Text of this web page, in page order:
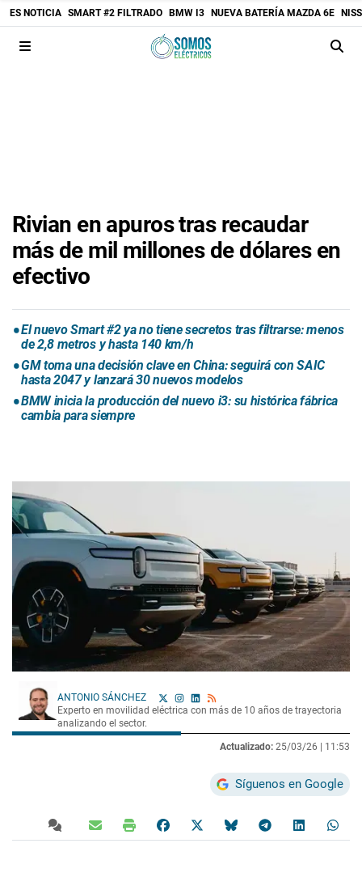
ES NOTICIA SMART #2 FILTRADO BMW I3 NUEVA BATERÍA MAZDA 6E
Rivian en apuros tras recaudar
más de mil millones de dólares en
efectivo
El nuevo Smart #2 ya no tiene secretos tras filtrarse: menos
de 2,8 metros y hasta 140 km/h
GM toma una decisión clave en China: seguirá con SAIC
hasta 2047 y lanzará 30 nuevos modelos
BMW inicia la producción del nuevo i3: su histórica fábrica
cambia para siempre
ANTONIO SÁNCHEZ
Experto en movilidad eléctrica con más de 10 años de trayectoria
analizando el sector.
Actualizado: 25/03/26 | 11:53
Síguenos en Google